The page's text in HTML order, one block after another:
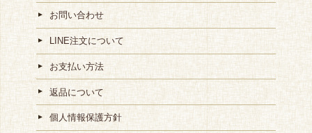
お問い合わせ
LINE注文について
お支払い方法
返品について
個人情報保護方針